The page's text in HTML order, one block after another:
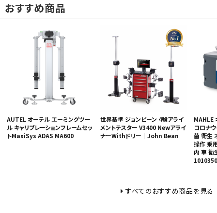
メーカーから選ぶ
ガレージ機器
補助金で購入
おすすめ商品
AUTEL オーテル エーミングツー
ル キャリブレーションフレームセッ
トMaxiSys ADAS MA600
世界基準 ジョンビーン 4輪アライ
メントテスター V3400 Newアライ
ナーWithドリー｜John Bean
MAHLE
コロナ
菌 衛生
操作 乗
内 車 衛
すべてのおすすめ商品を見る